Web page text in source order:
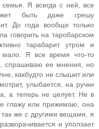
Я всегда с ней, все
быть даже грешу
До года вообще только
говорить на таробарском
тарабарит утром и
Я все время что-то
спрашиваю ее мнения, но
какбудто не слышит или
улыбается, на ручки
а теперь не целует. Не в
глажу или прижимаю, она
так же с другими вещами, я
и уползает